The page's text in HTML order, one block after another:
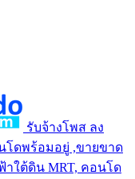
รับจ้างโพส ลง
โดพร้อมอยู่ ,ขายขาด
ใต้ดิน MRT, คอนโด